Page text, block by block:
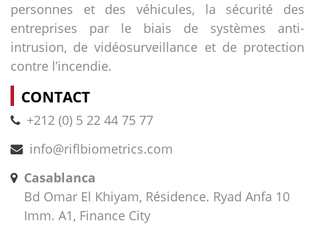
personnes et des véhicules, la sécurité des
entreprises par le biais de systèmes anti-
intrusion, de vidéosurveillance et de protection
contre l’incendie.
CONTACT
+212 (0) 5 22 44 75 77
info@riflbiometrics.com
Casablanca
Bd Omar El Khiyam, Résidence. Ryad Anfa 10
Imm. A1, Finance City